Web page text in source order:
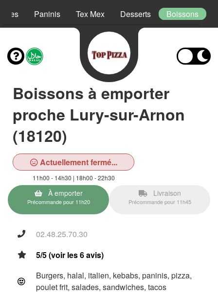
Paninis Tex Mex Desserts Boissons
Boissons à emporter
proche Lury-sur-Arnon
(18120)
Actuellement fermé...
11h00 - 14h30 | 18h00 - 22h30
À emporter
Précommande pour 11h20
Livraison
Précommande pour 11h45
02.48.25.70.30
5/5 (voir les 6 avis)
Burgers, halal, italien, kebabs, paninis, pizza,
poulet frit, salades, sandwiches, tacos